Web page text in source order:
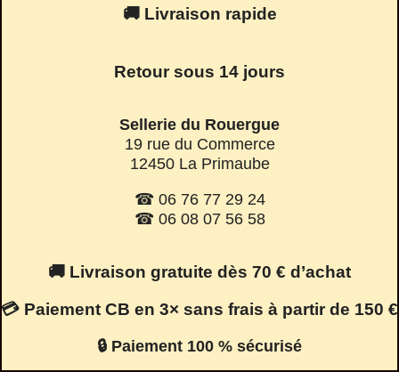
🚚 Livraison rapide
Retour sous 14 jours
Sellerie du Rouergue
19 rue du Commerce
12450 La Primaube
☎ 06 76 77 29 24
☎ 06 08 07 56 58
🚚 Livraison gratuite dès 70 € d’achat
💳 Paiement CB en 3× sans frais à partir de 150 €
🔒 Paiement 100 % sécurisé